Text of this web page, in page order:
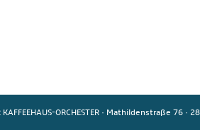
KAFFEEHAUS-ORCHESTER · Mathildenstraße 76 ·